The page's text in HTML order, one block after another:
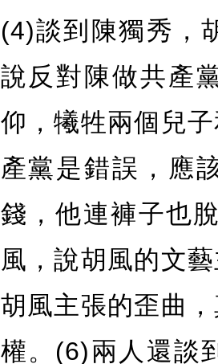
(4)談到陳獨秀，
說反對陳做共產
仰，犧牲兩個兒
產黨是錯誤，應
錢，他連褲子也
風，說胡風的文
胡風主張的歪曲
權。 (6)兩人還談